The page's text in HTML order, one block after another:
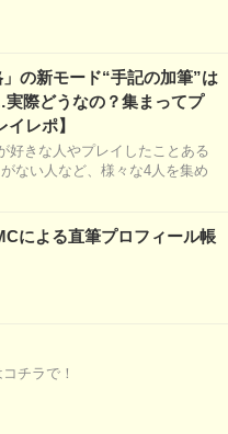
の新モード“手記の加筆”は
際どうなの？集まってプ
レポ】
好きな人やプレイしたことある
ない人など、様々な4人を集め
による直筆プロフィール帳
チラで！